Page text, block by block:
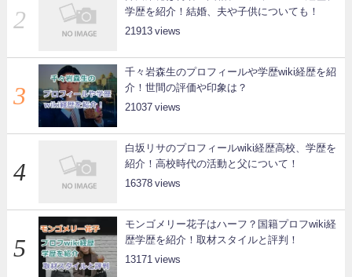
学歴を紹介！結婚、夫や子供についても！
21913
千々岩森生のプロフィールや学歴wiki経歴を紹
介！世間の評価や印象は？
21037
白坂リサのプロフィールwiki経歴高校、学歴を
紹介！高校時代の活動と父について！
16378
モンゴメリー花子はハーフ？国籍プロフwiki経
歴学歴を紹介！取材スタイルと評判！
13171